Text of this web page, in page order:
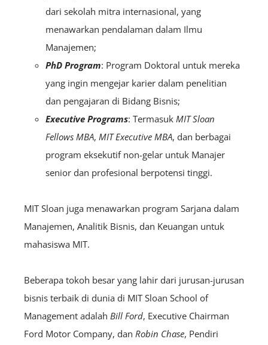
dari sekolah mitra internasional, yang
menawarkan pendalaman dalam Ilmu
Manajemen;
PhD Program: Program Doktoral untuk mereka
yang ingin mengejar karier dalam penelitian
dan pengajaran di Bidang Bisnis;
Executive Programs: Termasuk MIT Sloan
Fellows MBA, MIT Executive MBA, dan berbagai
program eksekutif non-gelar untuk Manajer
senior dan profesional berpotensi tinggi.
MIT Sloan juga menawarkan program Sarjana dalam
Manajemen, Analitik Bisnis, dan Keuangan untuk
mahasiswa MIT.
Beberapa tokoh besar yang lahir dari jurusan-jurusan
bisnis terbaik di dunia di MIT Sloan School of
Management adalah Bill Ford, Executive Chairman
Ford Motor Company, dan Robin Chase, Pendiri